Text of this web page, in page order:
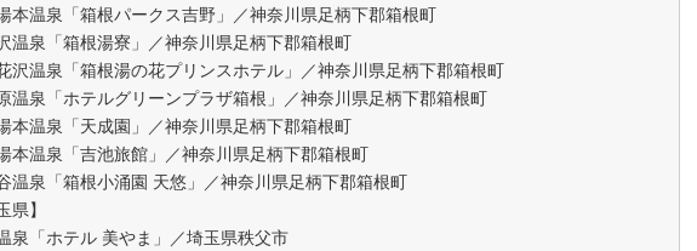
本温泉「箱根パークス吉野」／神奈川県足柄下郡箱根町
温泉「箱根湯寮」／神奈川県足柄下郡箱根町
沢温泉「箱根湯の花プリンスホテル」／神奈川県足柄下郡箱根町
温泉「ホテルグリーンプラザ箱根」／神奈川県足柄下郡箱根町
本温泉「天成園」／神奈川県足柄下郡箱根町
本温泉「吉池旅館」／神奈川県足柄下郡箱根町
温泉「箱根小涌園 天悠」／神奈川県足柄下郡箱根町
県】
泉「ホテル 美やま」／埼玉県秩父市